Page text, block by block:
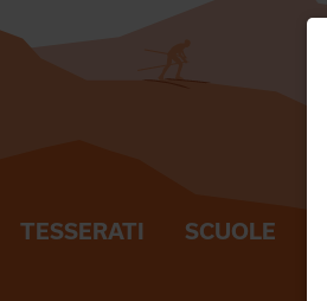
TESSERATI SCUOLE